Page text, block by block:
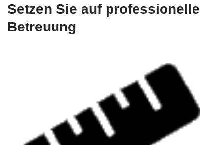
Setzen Sie auf professionelle
Betreuung